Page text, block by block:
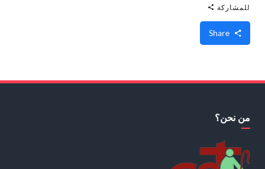
للمشاركة
من نحن؟